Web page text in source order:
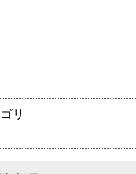
リ